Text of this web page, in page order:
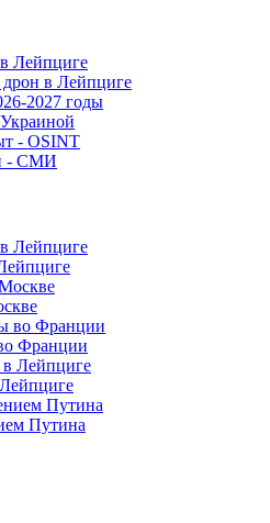
в Лейпциге
2027 годы
- OSINT
- СМИ
Франции
Путина